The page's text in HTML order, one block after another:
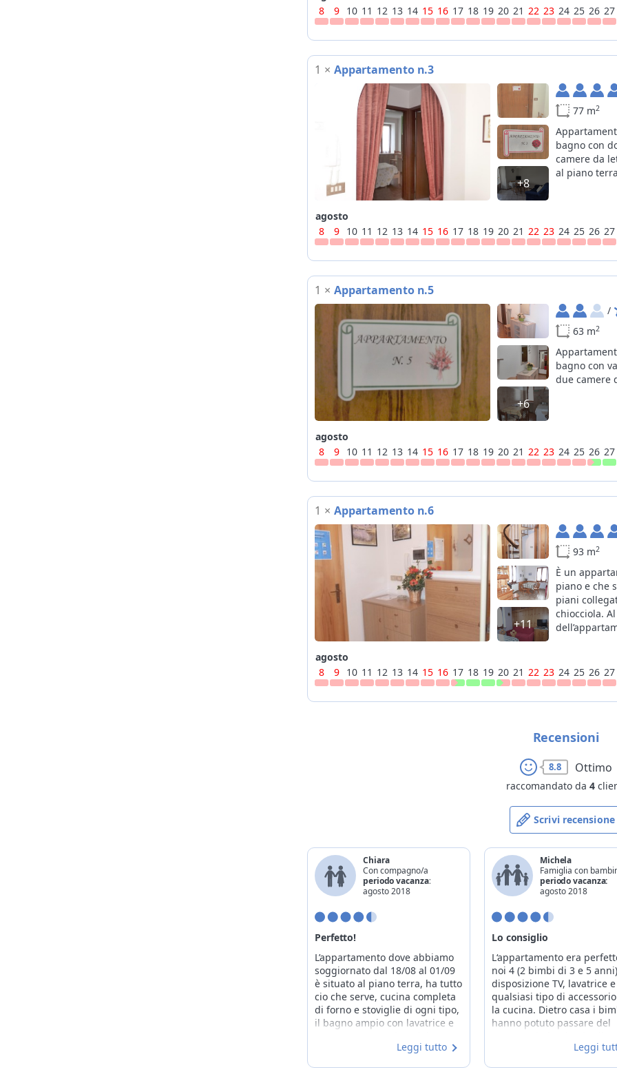
8
9 10 11 12 13 14 15 16 17 18 19 20 21 22 23 24 25 26 27
1 × Appartamento n.3
77 m2
bagno con
camere da
al piano
+8
agosto
8
9 10 11 12 13 14 15 16 17 18 19 20 21 22 23 24 25 26 27
1 × Appartamento n.5
/
63 m2
bagno con
due camere
+6
agosto
8
9 10 11 12 13 14 15 16 17 18 19 20 21 22 23 24 25 26 27
1 × Appartamento n.6
93 m2
È un
piano e che
piani
chiocciola.
mansardato
un bagno.
+11
agosto
8
9 10 11 12 13 14 15 16 17 18 19 20 21 22 23 24 25 26 27
Recensioni
8.8 Ottimo
raccomandato da 4
Scrivi recensione
Chiara
Con compagno/a
periodo vacanza:
agosto 2018
Perfetto!
L’appartamento dove abbiamo
soggiornato dal 18/08 al 01/09
è situato al piano terra, ha tutto
cio che serve, cucina completa
di forno e stoviglie di ogni tipo,
il bagno ampio con lavatrice e
Abbiamo portato con noi il
Leggi tutto
Michela
Famiglia con
periodo vacanza:
agosto 2018
Lo consiglio
L‘appartamento era
noi 4 (2 bimbi di 3 e 5
disposizione TV, lavatrice e
qualsiasi tipo di
la cucina. Dietro casa i
hanno potuto passare del
pieno di giocattoli. Posto
Leggi